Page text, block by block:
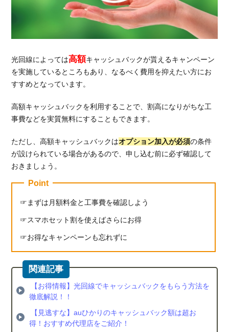
光回線によっては高額キャッシュバックが貰えるキャンペーン
を実施しているところもあり、なるべく費用を抑えたい方にお
すすめとなっています。
高額キャッシュバックを利用することで、割高になりがちな工
事費などを実質無料にすることもできます。
ただし、高額キャッシュバックはオプション加入が必須の条件
が設けられている場合があるので、申し込む前に必ず確認して
おきましょう。
Point
まずは月額料金と工事費を確認しよう
スマホセット割を使えばさらにお得
お得なキャンペーンも忘れずに
【お得情報】光回線でキャッシュバックをもらう方法を
徹底解説！！
【見逃すな】auひかりのキャッシュバック額は超お
得！おすすめ代理店をご紹介！